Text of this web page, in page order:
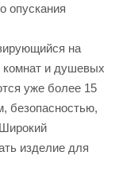
опускания
на
комнат и душевых
уже более 15
безопасностью,
изделие для